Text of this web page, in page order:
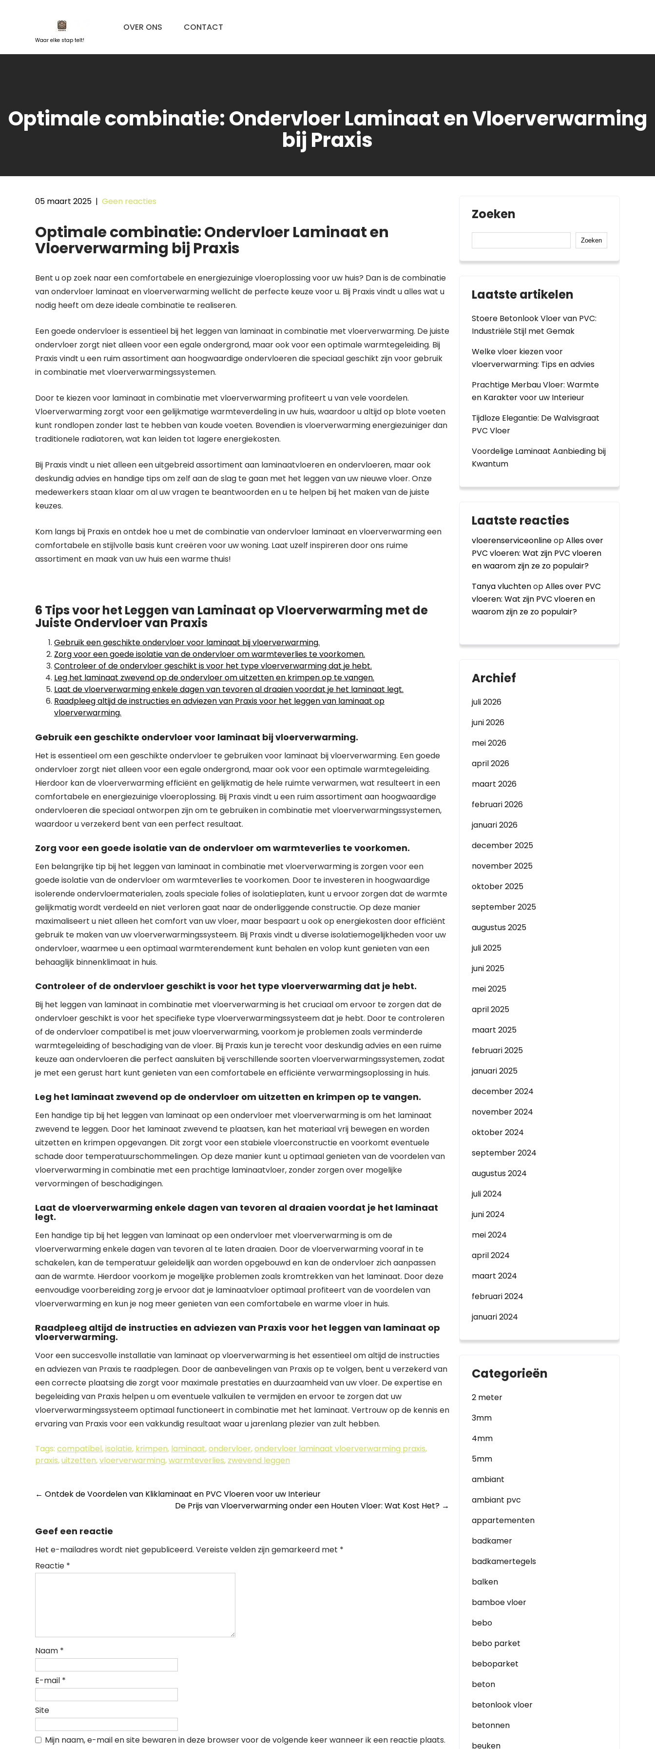
Waar elke stap telt!
OVER ONS CONTACT
Optimale combinatie: Ondervloer Laminaat en Vloerverwarming
bij Praxis
05 maart 2025 | Geen reacties
Optimale combinatie: Ondervloer Laminaat en
Vloerverwarming bij Praxis
Bent u op zoek naar een comfortabele en energiezuinige vloeroplossing voor uw huis? Dan is de combinatie
van ondervloer laminaat en vloerverwarming wellicht de perfecte keuze voor u. Bij Praxis vindt u alles wat u
nodig heeft om deze ideale combinatie te realiseren.
Een goede ondervloer is essentieel bij het leggen van laminaat in combinatie met vloerverwarming. De juiste
ondervloer zorgt niet alleen voor een egale ondergrond, maar ook voor een optimale warmtegeleiding. Bij
Praxis vindt u een ruim assortiment aan hoogwaardige ondervloeren die speciaal geschikt zijn voor gebruik
in combinatie met vloerverwarmingssystemen.
Door te kiezen voor laminaat in combinatie met vloerverwarming profiteert u van vele voordelen.
Vloerverwarming zorgt voor een gelijkmatige warmteverdeling in uw huis, waardoor u altijd op blote voeten
kunt rondlopen zonder last te hebben van koude voeten. Bovendien is vloerverwarming energiezuiniger dan
traditionele radiatoren, wat kan leiden tot lagere energiekosten.
Bij Praxis vindt u niet alleen een uitgebreid assortiment aan laminaatvloeren en ondervloeren, maar ook
deskundig advies en handige tips om zelf aan de slag te gaan met het leggen van uw nieuwe vloer. Onze
medewerkers staan klaar om al uw vragen te beantwoorden en u te helpen bij het maken van de juiste
keuzes.
Kom langs bij Praxis en ontdek hoe u met de combinatie van ondervloer laminaat en vloerverwarming een
comfortabele en stijlvolle basis kunt creëren voor uw woning. Laat uzelf inspireren door ons ruime
assortiment en maak van uw huis een warme thuis!
6 Tips voor het Leggen van Laminaat op Vloerverwarming met de
Juiste Ondervloer van Praxis
Gebruik een geschikte ondervloer voor laminaat bij vloerverwarming.
Zorg voor een goede isolatie van de ondervloer om warmteverlies te voorkomen.
Controleer of de ondervloer geschikt is voor het type vloerverwarming dat je hebt.
Leg het laminaat zwevend op de ondervloer om uitzetten en krimpen op te vangen.
Laat de vloerverwarming enkele dagen van tevoren al draaien voordat je het laminaat legt.
Raadpleeg altijd de instructies en adviezen van Praxis voor het leggen van laminaat op
vloerverwarming.
Gebruik een geschikte ondervloer voor laminaat bij vloerverwarming.
Het is essentieel om een geschikte ondervloer te gebruiken voor laminaat bij vloerverwarming. Een goede
ondervloer zorgt niet alleen voor een egale ondergrond, maar ook voor een optimale warmtegeleiding.
Hierdoor kan de vloerverwarming efficiënt en gelijkmatig de hele ruimte verwarmen, wat resulteert in een
comfortabele en energiezuinige vloeroplossing. Bij Praxis vindt u een ruim assortiment aan hoogwaardige
ondervloeren die speciaal ontworpen zijn om te gebruiken in combinatie met vloerverwarmingssystemen,
waardoor u verzekerd bent van een perfect resultaat.
Zorg voor een goede isolatie van de ondervloer om warmteverlies te voorkomen.
Een belangrijke tip bij het leggen van laminaat in combinatie met vloerverwarming is zorgen voor een
goede isolatie van de ondervloer om warmteverlies te voorkomen. Door te investeren in hoogwaardige
isolerende ondervloermaterialen, zoals speciale folies of isolatieplaten, kunt u ervoor zorgen dat de warmte
gelijkmatig wordt verdeeld en niet verloren gaat naar de onderliggende constructie. Op deze manier
maximaliseert u niet alleen het comfort van uw vloer, maar bespaart u ook op energiekosten door efficiënt
gebruik te maken van uw vloerverwarmingssysteem. Bij Praxis vindt u diverse isolatiemogelijkheden voor uw
ondervloer, waarmee u een optimaal warmterendement kunt behalen en volop kunt genieten van een
behaaglijk binnenklimaat in huis.
Controleer of de ondervloer geschikt is voor het type vloerverwarming dat je hebt.
Bij het leggen van laminaat in combinatie met vloerverwarming is het cruciaal om ervoor te zorgen dat de
ondervloer geschikt is voor het specifieke type vloerverwarmingssysteem dat je hebt. Door te controleren
of de ondervloer compatibel is met jouw vloerverwarming, voorkom je problemen zoals verminderde
warmtegeleiding of beschadiging van de vloer. Bij Praxis kun je terecht voor deskundig advies en een ruime
keuze aan ondervloeren die perfect aansluiten bij verschillende soorten vloerverwarmingssystemen, zodat
je met een gerust hart kunt genieten van een comfortabele en efficiënte verwarmingsoplossing in huis.
Leg het laminaat zwevend op de ondervloer om uitzetten en krimpen op te vangen.
Een handige tip bij het leggen van laminaat op een ondervloer met vloerverwarming is om het laminaat
zwevend te leggen. Door het laminaat zwevend te plaatsen, kan het materiaal vrij bewegen en worden
uitzetten en krimpen opgevangen. Dit zorgt voor een stabiele vloerconstructie en voorkomt eventuele
schade door temperatuurschommelingen. Op deze manier kunt u optimaal genieten van de voordelen van
vloerverwarming in combinatie met een prachtige laminaatvloer, zonder zorgen over mogelijke
vervormingen of beschadigingen.
Laat de vloerverwarming enkele dagen van tevoren al draaien voordat je het laminaat
legt.
Een handige tip bij het leggen van laminaat op een ondervloer met vloerverwarming is om de
vloerverwarming enkele dagen van tevoren al te laten draaien. Door de vloerverwarming vooraf in te
schakelen, kan de temperatuur geleidelijk aan worden opgebouwd en kan de ondervloer zich aanpassen
aan de warmte. Hierdoor voorkom je mogelijke problemen zoals kromtrekken van het laminaat. Door deze
eenvoudige voorbereiding zorg je ervoor dat je laminaatvloer optimaal profiteert van de voordelen van
vloerverwarming en kun je nog meer genieten van een comfortabele en warme vloer in huis.
Raadpleeg altijd de instructies en adviezen van Praxis voor het leggen van laminaat op
vloerverwarming.
Voor een succesvolle installatie van laminaat op vloerverwarming is het essentieel om altijd de instructies
en adviezen van Praxis te raadplegen. Door de aanbevelingen van Praxis op te volgen, bent u verzekerd van
een correcte plaatsing die zorgt voor maximale prestaties en duurzaamheid van uw vloer. De expertise en
begeleiding van Praxis helpen u om eventuele valkuilen te vermijden en ervoor te zorgen dat uw
vloerverwarmingssysteem optimaal functioneert in combinatie met het laminaat. Vertrouw op de kennis en
ervaring van Praxis voor een vakkundig resultaat waar u jarenlang plezier van zult hebben.
Tags: compatibel,isolatie, krimpen, laminaat,ondervloer,ondervloer laminaat vloerverwarming praxis,
praxis,uitzetten,vloerverwarming,warmteverlies, zwevend leggen
Berichtnavigatie
← Ontdek de Voordelen van Kliklaminaat en PVC Vloeren voor uw Interieur
De Prijs van Vloerverwarming onder een Houten Vloer: Wat Kost Het? →
Geef een reactie
Het e-mailadres wordt niet gepubliceerd. Vereiste velden zijn gemarkeerd met *
Reactie *
Naam *
E-mail *
Site
Mijn naam, e-mail en site bewaren in deze browser voor de volgende keer wanneer ik een reactie plaats.
Zoeken
Zoeken
Laatste artikelen
Stoere Betonlook Vloer van PVC:
Industriële Stijl met Gemak
Welke vloer kiezen voor
vloerverwarming: Tips en advies
Prachtige Merbau Vloer: Warmte
en Karakter voor uw Interieur
Tijdloze Elegantie: De Walvisgraat
PVC Vloer
Voordelige Laminaat Aanbieding bij
Kwantum
Laatste reacties
vloerenserviceonlineopAlles over
PVC vloeren: Wat zijn PVC vloeren
en waarom zijn ze zo populair?
Tanya vluchtenopAlles over PVC
vloeren: Wat zijn PVC vloeren en
waarom zijn ze zo populair?
Archief
juli 2026
juni 2026
mei 2026
april 2026
maart 2026
februari 2026
januari 2026
december 2025
november 2025
oktober 2025
september 2025
augustus 2025
juli 2025
juni 2025
mei 2025
april 2025
maart 2025
februari 2025
januari 2025
december 2024
november 2024
oktober 2024
september 2024
augustus 2024
juli 2024
juni 2024
mei 2024
april 2024
maart 2024
februari 2024
januari 2024
Categorieën
2 meter
3mm
4mm
5mm
ambiant
ambiant pvc
appartementen
badkamer
badkamertegels
balken
bamboe vloer
bebo
bebo parket
beboparket
beton
betonlook vloer
betonnen
beuken